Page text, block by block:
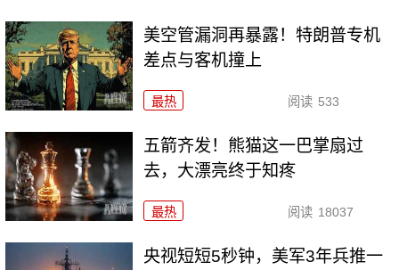
美空管漏洞再暴露！特朗普专机
差点与客机撞上
最热 阅读 533
五箭齐发！熊猫这一巴掌扇过
去，大漂亮终于知疼
最热 阅读 18037
央视短短5秒钟，美军3年兵推一